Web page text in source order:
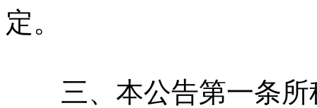
定。
三、本公告第一条所